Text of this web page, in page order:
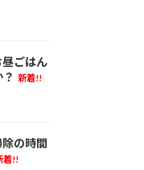
ごはん
新着!!
の時間
着!!